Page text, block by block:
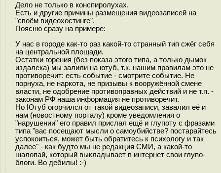
Дело не только в конспиролухах.
Есть и другие причины размещения видеозаписей на
"своём видеохостинге".
Поясню сразу на примере:
У нас в городе как-то раз какой-то странный тип сжёг себя
на центральной площади.
Остатки горения (без показа этого типа, а только дымок
издалека) мы залили на ютуб, т.к. нашим правилам это не
противоречит: есть событие - смотрите событие. Не
порнуха, не наркота, не призывы к вооружённой смене
власти, не одобрение противоправных действий и не т.п. -
законам РФ наша информация не противоречит.
Но Ютуб огорчился от такой видеозаписи, завалил её и
нам (новостному порталу) кроме уведомления о
"нарушении" его правил прислал ещё и глупоту с фразами
типа "вас посещают мысли о самоубийстве? постарайтесь
успокоиться, может быть обратитесь к психологу и так
далее" - как будто мы не редакция СМИ, а какой-то
шалопай, который выкладывает в интернет свои глупо-
блоги. Во дебилы! :-)